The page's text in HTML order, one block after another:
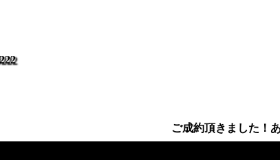
ご成約頂きました！